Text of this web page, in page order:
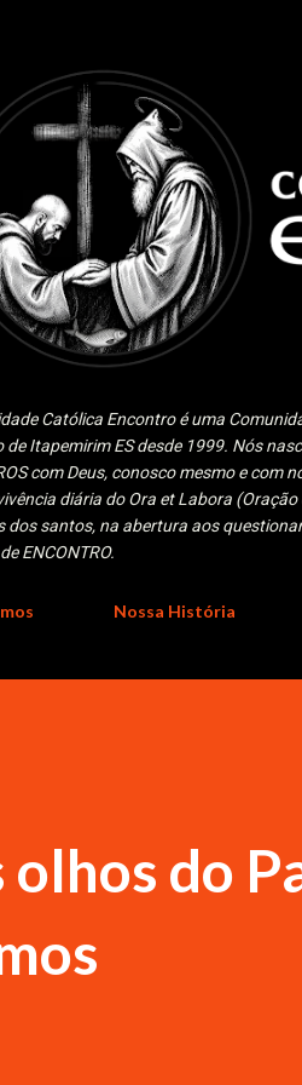
Católica Encontro é uma
de Itapemirim ES desde 1999. Nós
com Deus, conosco mesmo e com
diária do Ora et Labora
dos santos, na abertura aos
ENCONTRO.
Nossa História
olhos do